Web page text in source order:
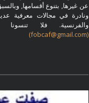
عن غيرها, بتنوع أقسامها,
ونادرة في مجالات معرفية
والفرنسية. فلا تنسونا
(fobcaf@gmail.com)